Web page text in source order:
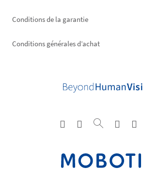
Conditions de la garantie
Conditions générales d’achat